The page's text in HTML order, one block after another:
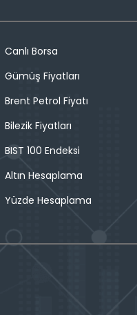
Canlı Borsa
Gümüş Fiyatları
Brent Petrol Fiyatı
Bilezik Fiyatları
BIST 100 Endeksi
Altın Hesaplama
Yüzde Hesaplama